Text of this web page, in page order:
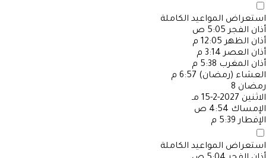
استعراض المواعيد الكاملة
أذان الفجر 5:05 ص
أذان الظهر 12:05 م
أذان العصر 3:14 م
أذان المغرب 5:38 م
العشاء (رمضان) 6:57 م
رمضان 8
الاثنين 2027-2-15 مـ
الإمساك 4:54 ص
الإفطار 5:39 م
استعراض المواعيد الكاملة